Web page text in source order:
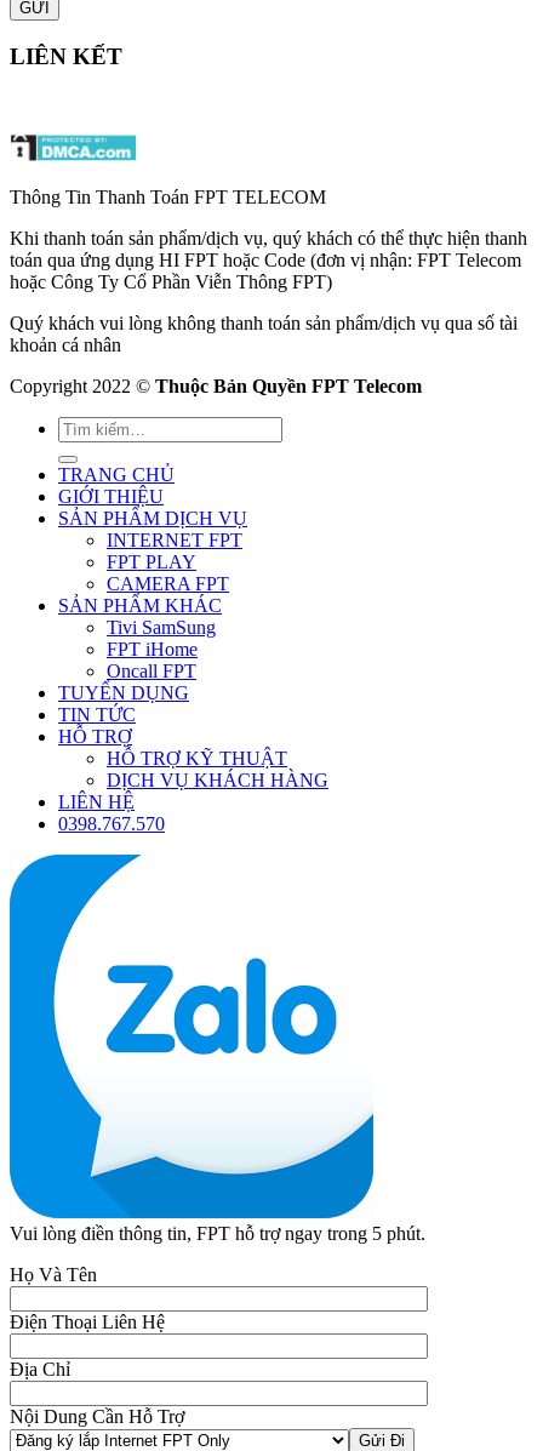
LIÊN KẾT
Thông Tin Thanh Toán FPT TELECOM
Khi thanh toán sản phẩm/dịch vụ, quý khách có thể thực hiện thanh
toán qua ứng dụng HI FPT hoặc Code (đơn vị nhận: FPT Telecom
hoặc Công Ty Cổ Phần Viễn Thông FPT)
Quý khách vui lòng không thanh toán sản phẩm/dịch vụ qua số tài
khoản cá nhân
Copyright 2022 © Thuộc Bản Quyền FPT Telecom
TRANG CHỦ
GIỚI THIỆU
SẢN PHẨM DỊCH VỤ
INTERNET FPT
FPT PLAY
CAMERA FPT
SẢN PHẨM KHÁC
Tivi SamSung
FPT iHome
Oncall FPT
TUYỂN DỤNG
TIN TỨC
HỖ TRỢ
HỖ TRỢ KỸ THUẬT
DỊCH VỤ KHÁCH HÀNG
LIÊN HỆ
0398.767.570
Vui lòng điền thông tin, FPT hỗ trợ ngay trong 5 phút.
Họ Và Tên
Điện Thoại Liên Hệ
Địa Chỉ
Nội Dung Cần Hỗ Trợ